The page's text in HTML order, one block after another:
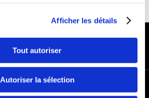
Afficher les détails
Tout autoriser
Autoriser la sélection